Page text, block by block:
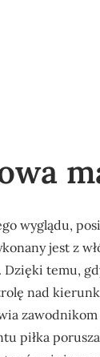
wyglądu,
jest z
temu,
nad
piłka